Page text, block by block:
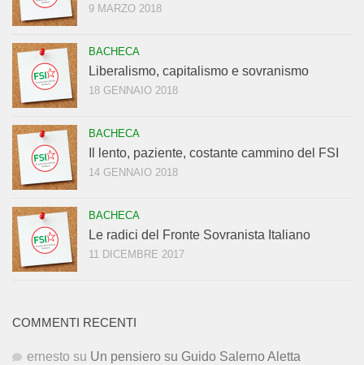
9 MARZO 2018
BACHECA
Liberalismo, capitalismo e sovranismo
18 GENNAIO 2018
BACHECA
Il lento, paziente, costante cammino del FSI
14 GENNAIO 2018
BACHECA
Le radici del Fronte Sovranista Italiano
11 DICEMBRE 2017
COMMENTI RECENTI
ernesto su Un pensiero su Guido Salerno Aletta